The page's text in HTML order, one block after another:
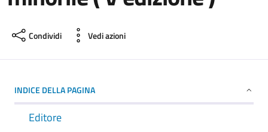
Condividi Vedi azioni
INDICE DELLA PAGINA
Editore